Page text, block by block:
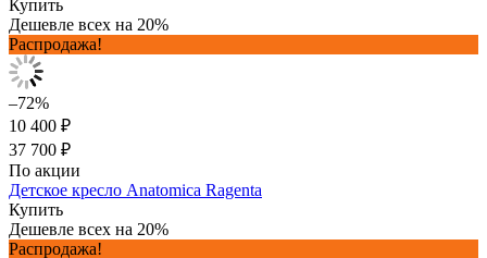
Купить
Дешевле всех на 20%
Распродажа!
–72%
10 400 ₽
37 700 ₽
По акции
Детское кресло Anatomica Ragenta
Купить
Дешевле всех на 20%
Распродажа!